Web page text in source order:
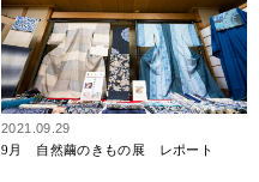
2021.09.29
9月 自然繭のきもの展 レポート